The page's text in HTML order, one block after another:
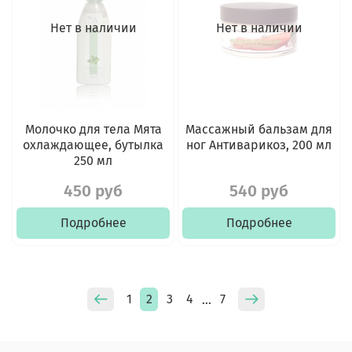
Нет в наличии
Молочко для тела Мята
охлаждающее, бутылка
250 мл
450 руб
Подробнее
Нет в наличии
Массажный бальзам для
ног Антиварикоз, 200 мл
540 руб
Подробнее
1 2 3 4 … 7